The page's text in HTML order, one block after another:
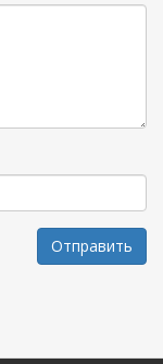
Отправить